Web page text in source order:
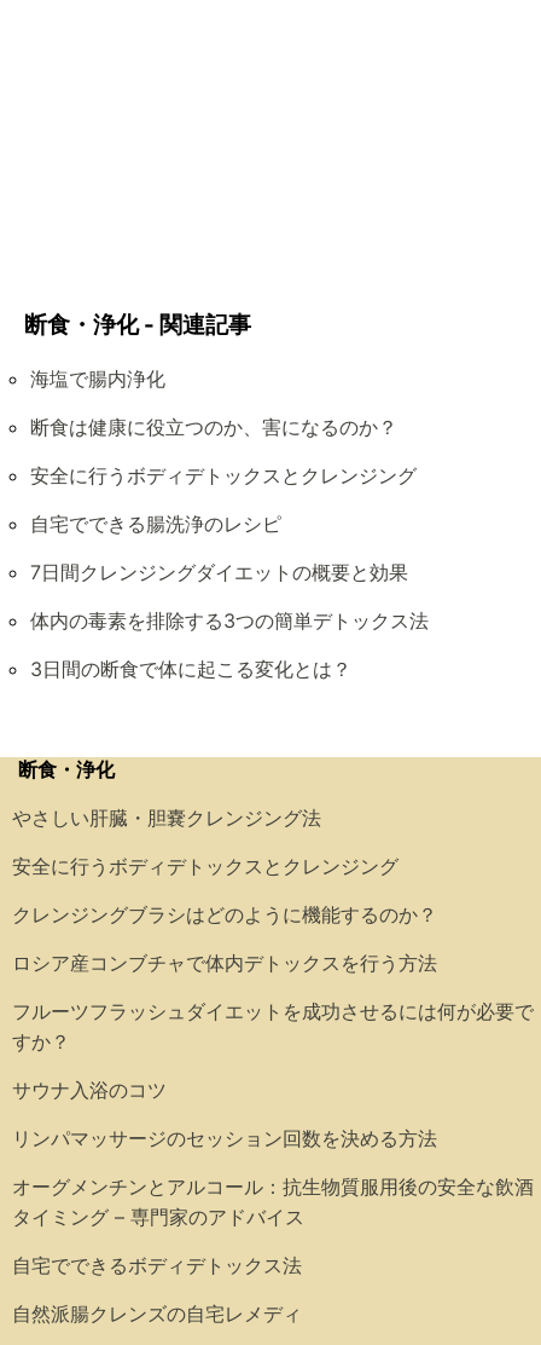
断食・浄化 - 関連記事
海塩で腸内浄化
断食は健康に役立つのか、害になるのか？
安全に行うボディデトックスとクレンジング
自宅でできる腸洗浄のレシピ
7日間クレンジングダイエットの概要と効果
体内の毒素を排除する3つの簡単デトックス法
3日間の断食で体に起こる変化とは？
断食・浄化
やさしい肝臓・胆嚢クレンジング法
安全に行うボディデトックスとクレンジング
クレンジングブラシはどのように機能するのか？
ロシア産コンブチャで体内デトックスを行う方法
フルーツフラッシュダイエットを成功させるには何が必要で
すか？
サウナ入浴のコツ
リンパマッサージのセッション回数を決める方法
オーグメンチンとアルコール：抗生物質服用後の安全な飲酒
タイミング – 専門家のアドバイス
自宅でできるボディデトックス法
自然派腸クレンズの自宅レメディ